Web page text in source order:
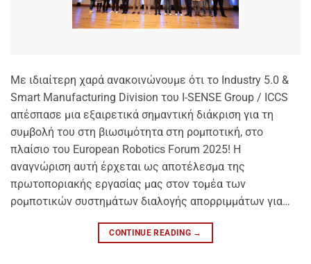
Με ιδιαίτερη χαρά ανακοινώνουμε ότι το Industry 5.0 &
Smart Manufacturing Division του I-SENSE Group / ICCS
απέσπασε μια εξαιρετικά σημαντική διάκριση για τη
συμβολή του στη βιωσιμότητα στη ρομποτική, στο
πλαίσιο του European Robotics Forum 2025! Η
αναγνώριση αυτή έρχεται ως αποτέλεσμα της
πρωτοποριακής εργασίας μας στον τομέα των
ρομποτικών συστημάτων διαλογής απορριμμάτων για…
CONTINUE READING →